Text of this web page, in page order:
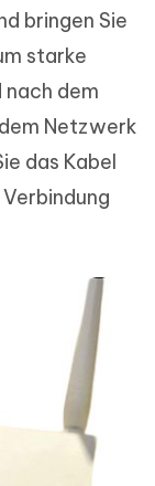
bringen Sie
starke
nach dem
Netzwerk
das Kabel